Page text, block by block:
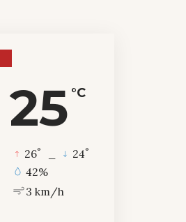
25 °C
26° 24°
42%
3 km/h